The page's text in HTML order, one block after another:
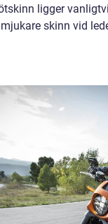
ligger
skinn vid